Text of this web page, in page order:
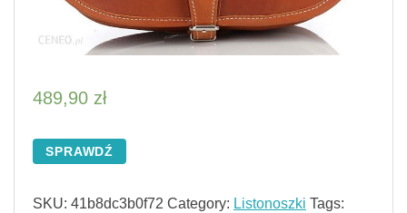
489,90 zł
SPRAWDŹ
SKU: 41b8dc3b0f72 Category: Listonoszki Tags: